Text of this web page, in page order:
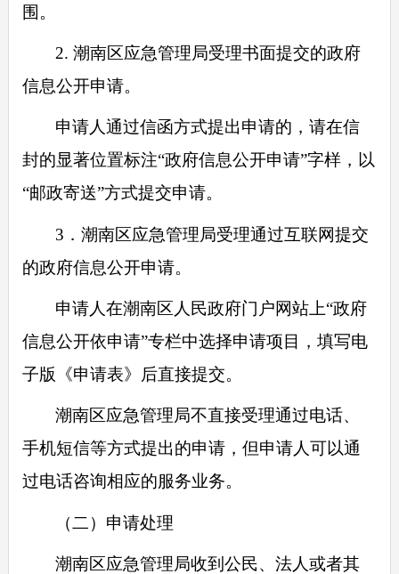
围。
2. 潮南区应急管理局受理书面提交的政府
信息公开申请。
申请人通过信函方式提出申请的，请在信
封的显著位置标注“政府信息公开申请”字样，以
“邮政寄送”方式提交申请。
3．潮南区应急管理局受理通过互联网提交
的政府信息公开申请。
申请人在潮南区人民政府门户网站上“政府
信息公开依申请”专栏中选择申请项目，填写电
子版《申请表》后直接提交。
潮南区应急管理局不直接受理通过电话、
手机短信等方式提出的申请，但申请人可以通
过电话咨询相应的服务业务。
（二）申请处理
潮南区应急管理局收到公民、法人或者其